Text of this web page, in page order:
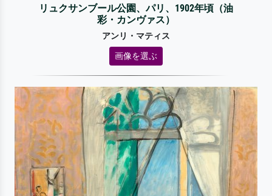
リュクサンブール公園、パリ、1902年頃（油
彩・カンヴァス）
アンリ・マティス
画像を選ぶ